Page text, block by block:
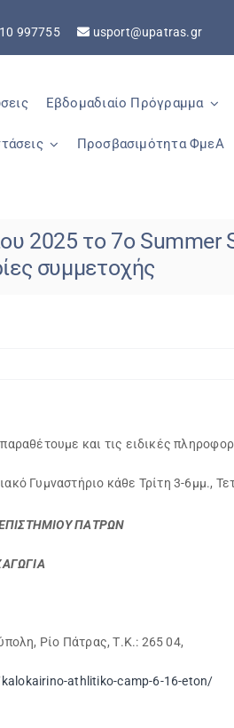
997755 usport@upatras.gr
Εβδομαδιαίο Πρόγραμμα
Προσβασιμότητα ΦμεΑ
2025 το 7ο Summer
συμμετοχής
και τις ειδικές
Γυμναστήριο κάθε Τρίτη 3-6μμ.,
ΠΑΤΡΩΝ
Ρίο Πάτρας, Τ.Κ.: 265 04,
athlitiko-camp-6-16-eton/